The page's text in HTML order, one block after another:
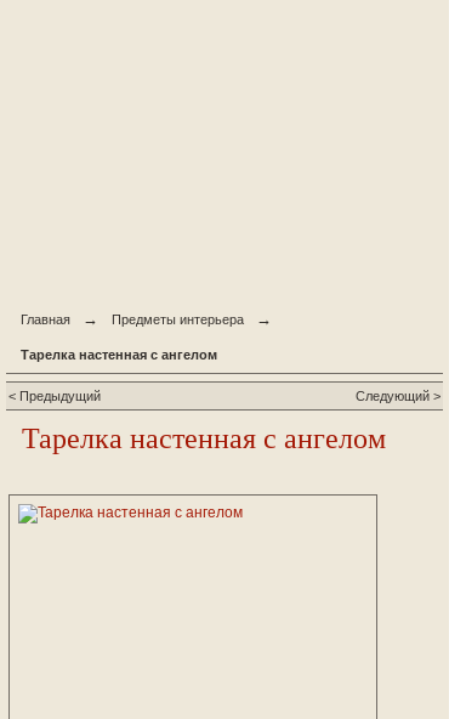
Главная → Предметы интерьера →
Тарелка настенная с ангелом
< Предыдущий Следующий >
Тарелка настенная с ангелом